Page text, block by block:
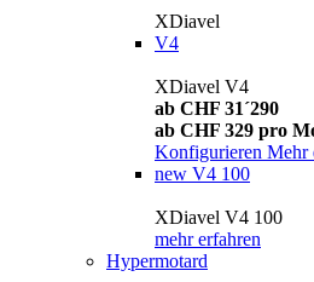
XDiavel
V4
XDiavel V4
ab CHF 31´290
ab CHF 329 pro
Konfigurieren Mehr
new V4 100
XDiavel V4 100
mehr erfahren
Hypermotard